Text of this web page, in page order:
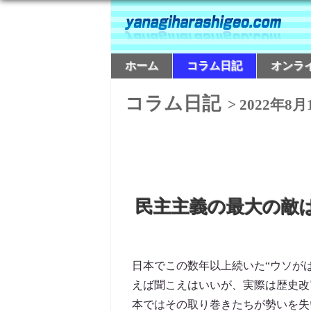
ホーム コラム日記 オンラ
コラム日記> 2022年8月
民主主義の最大の敵
日本でこの数年以上続いた“ウソが
えば聞こえはいいが、実際は歴史
本ではその取り巻きたちが勢いを